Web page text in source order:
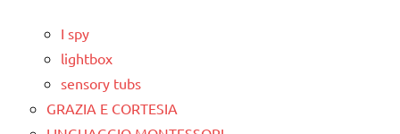
I spy
lightbox
sensory tubs
GRAZIA E CORTESIA